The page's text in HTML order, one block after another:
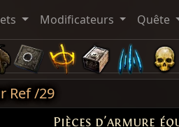
Modificateurs Quête
Ref /29
Pièces d'armure